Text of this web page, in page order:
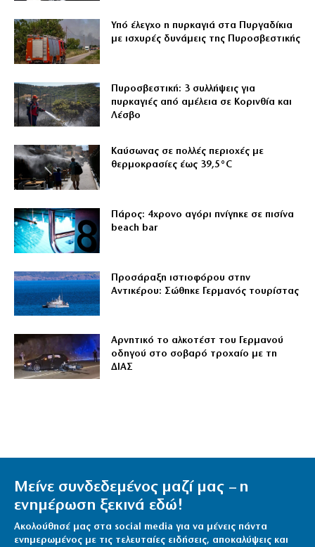
Υπό έλεγχο η πυρκαγιά στα Πυργαδίκια
με ισχυρές δυνάμεις της Πυροσβεστικής
Πυροσβεστική: 3 συλλήψεις για
πυρκαγιές από αμέλεια σε Κορινθία και
Λέσβο
Καύσωνας σε πολλές περιοχές με
θερμοκρασίες έως 39,5°C
Πάρος: 4χρονο αγόρι πνίγηκε σε πισίνα
beach bar
Προσάραξη ιστιοφόρου στην
Αντικέρου: Σώθηκε Γερμανός τουρίστας
Αρνητικό το αλκοτέστ του Γερμανού
οδηγού στο σοβαρό τροχαίο με τη
ΔΙΑΣ
Μείνε συνδεδεμένος μαζί μας – η
ενημέρωση ξεκινά εδώ!
Ακολούθησέ μας στα social media για να μένεις πάντα
ενημερωμένος με τις τελευταίες ειδήσεις, αποκαλύψεις και